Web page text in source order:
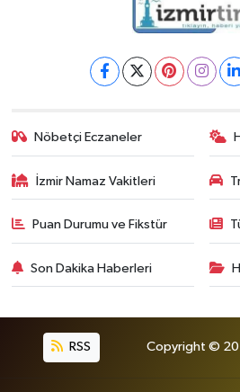
Nöbetçi Eczaneler
İzmir Namaz Vakitleri
Puan Durumu ve Fikstür
Son Dakika Haberleri
RSS Copyright ©